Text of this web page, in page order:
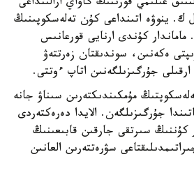
ك. ينوۋە اتىنداعى كۇن تەلەسكوپىنىڭ
كۇندى ارنايى قورعانىس
ەكەنىن، سوندىقتان زەرتتەۋ
جۇرگىزىلگەنىن اتاپ ءوتتى.
مۇمكىندىكتەرىن سىناۋ جانە
جۇرگىزىلگەن. الايدا دەرەكتەردى
كۇننىڭ سىرتقى جارقىن قابىعىنىڭ
سۋرەتتەرىن العانىن